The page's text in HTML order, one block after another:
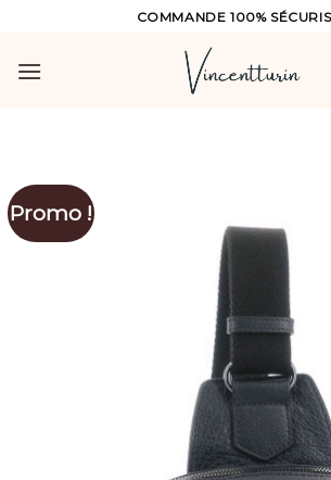
content
COMMANDE 100%
Promo !